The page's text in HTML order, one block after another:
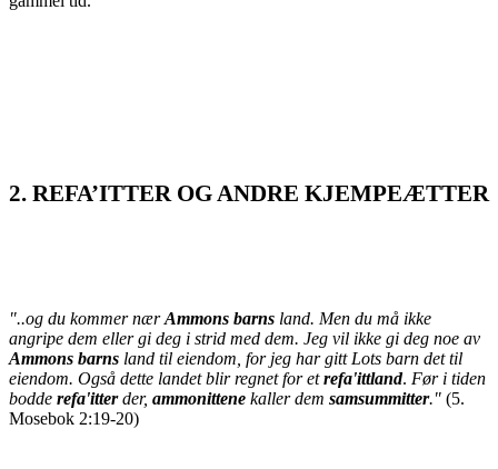
2. REFA’ITTER OG ANDRE KJEMPEÆTTER
"..og du kommer nær Ammons barns land. Men du må ikke
angripe dem eller gi deg i strid med dem. Jeg vil ikke gi deg noe av
Ammons barns land til eiendom, for jeg har gitt Lots barn det til
eiendom. Også dette landet blir regnet for etrefa'ittland. Før i tiden
bodde refa'itterder, ammonittene kaller dem samsummitter." (5.
Mosebok 2:19-20)